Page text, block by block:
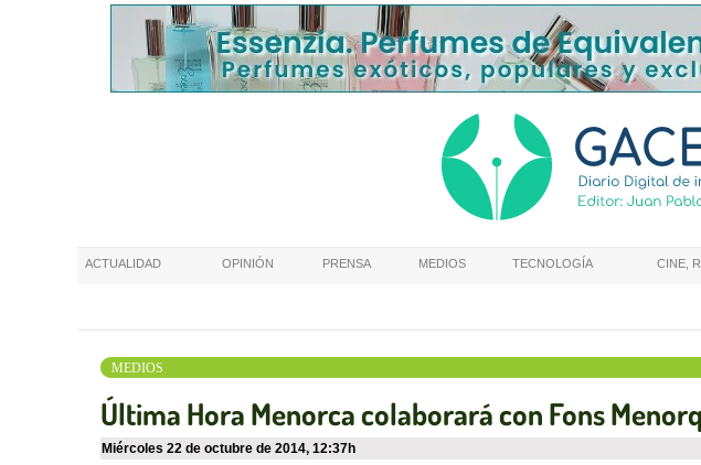
ACTUALIDAD OPINIÓN PRENSA MEDIOS TECNOLOGÍA CINE,
MEDIOS
Última Hora Menorca colaborará con Fons
miércoles 22 de octubre de 2014, 12:37h